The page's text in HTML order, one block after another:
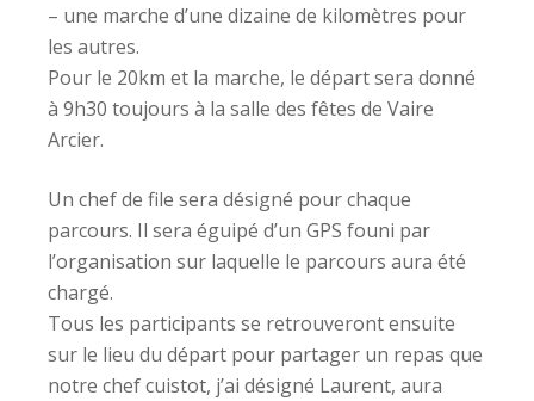
– une marche d’une dizaine de kilomètres pour
les autres.
Pour le 20km et la marche, le départ sera donné
à 9h30 toujours à la salle des fêtes de Vaire
Arcier.
Un chef de file sera désigné pour chaque
parcours. Il sera éguipé d’un GPS founi par
l’organisation sur laquelle le parcours aura été
chargé.
Tous les participants se retrouveront ensuite
sur le lieu du départ pour partager un repas que
notre chef cuistot, j’ai désigné Laurent, aura